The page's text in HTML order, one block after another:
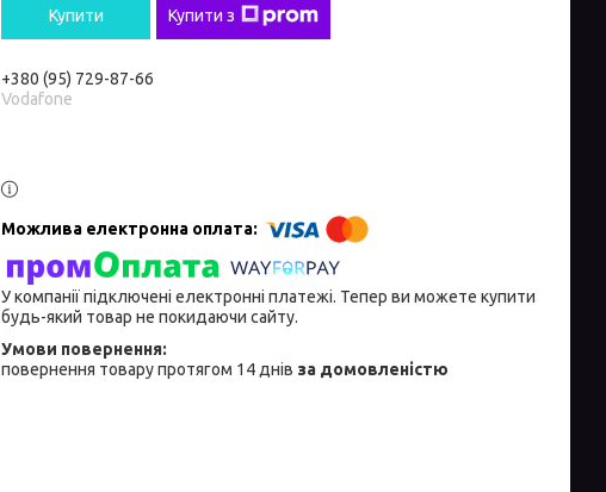
Купити Купити з
+380 (95) 729-87-66
Vodafone
У компанії підключені електронні платежі. Тепер ви можете купити
будь-який товар не покидаючи сайту.
повернення товару протягом 14 днів за домовленістю